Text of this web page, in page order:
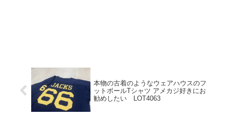
本物の古着のようなウェアハウスのフ
ットボールTシャツ アメカジ好きにお
勧めしたい LOT4063